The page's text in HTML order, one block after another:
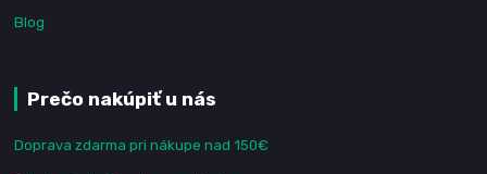
Blog
Prečo nakúpiť u nás
Doprava zdarma pri nákupe nad 150€